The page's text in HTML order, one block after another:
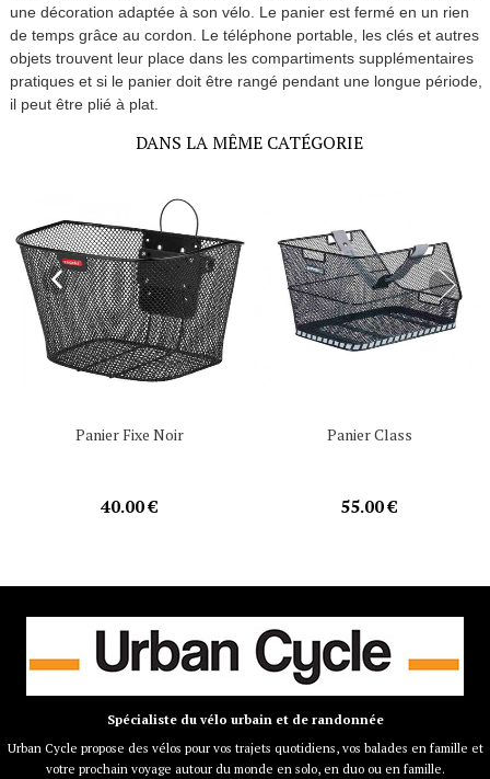
une décoration adaptée à son vélo. Le panier est fermé en un rien
de temps grâce au cordon. Le téléphone portable, les clés et autres
objets trouvent leur place dans les compartiments supplémentaires
pratiques et si le panier doit être rangé pendant une longue période,
il peut être plié à plat.
DANS LA MÊME CATÉGORIE
Panier Fixe Noir
40.00 €
Panier Class
55.00 €
Spécialiste du vélo urbain et de randonnée
Urban Cycle propose des vélos pour vos trajets quotidiens, vos balades en famille et
votre prochain voyage autour du monde en solo, en duo ou en famille.